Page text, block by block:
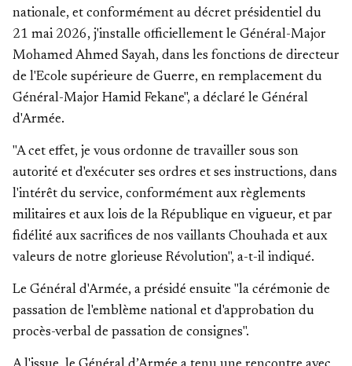
nationale, et conformément au décret présidentiel du
21 mai 2026, j'installe officiellement le Général-Major
Mohamed Ahmed Sayah, dans les fonctions de directeur
de l'Ecole supérieure de Guerre, en remplacement du
Général-Major Hamid Fekane", a déclaré le Général
d'Armée.
"A cet effet, je vous ordonne de travailler sous son
autorité et d'exécuter ses ordres et ses instructions, dans
l'intérêt du service, conformément aux règlements
militaires et aux lois de la République en vigueur, et par
fidélité aux sacrifices de nos vaillants Chouhada et aux
valeurs de notre glorieuse Révolution", a-t-il indiqué.
Le Général d'Armée, a présidé ensuite "la cérémonie de
passation de l'emblème national et d'approbation du
procès-verbal de passation de consignes".